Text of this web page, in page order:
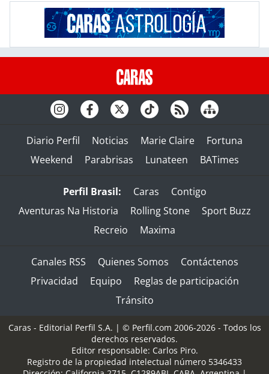
Diario Perfil Noticias Marie Claire
Fortuna
Weekend
Parabrisas Lunateen BATimes
Perfil Brasil: Caras
Contigo
Aventuras Na Historia
Rolling Stone
Sport Buzz
Recreio
Maxima
Canales RSS Quienes Somos
Contáctenos
Privacidad
Equipo
Reglas de participación
Tránsito
Caras - Editorial Perfil S.A. | © Perfil.com 2006-2026 - Todos los
derechos reservados.
Editor responsable: Carlos Piro.
Registro de la propiedad intelectual número 5346433